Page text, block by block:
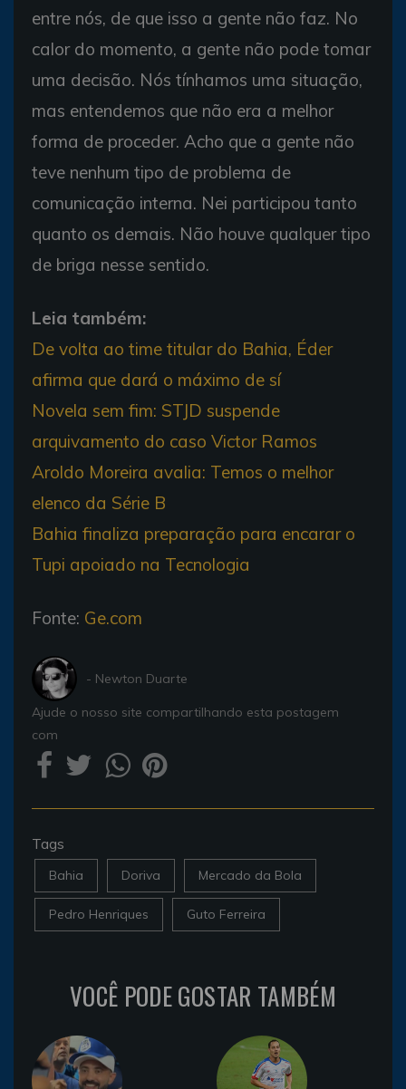
entre nós, de que isso a gente não faz. No
calor do momento, a gente não pode tomar
uma decisão. Nós tínhamos uma situação,
mas entendemos que não era a melhor
forma de proceder. Acho que a gente não
teve nenhum tipo de problema de
comunicação interna. Nei participou tanto
quanto os demais. Não houve qualquer tipo
de briga nesse sentido.
Leia também:
De volta ao time titular do Bahia, Éder
afirma que dará o máximo de sí
Novela sem fim: STJD suspende
arquivamento do caso Victor Ramos
Aroldo Moreira avalia: Temos o melhor
elenco da Série B
Bahia finaliza preparação para encarar o
Tupi apoiado na Tecnologia
Fonte: Ge.com
- Newton Duarte
Ajude o nosso site compartilhando esta postagem
com
Tags
Bahia Doriva Mercado da Bola
Pedro Henriques Guto Ferreira
VOCÊ PODE GOSTAR TAMBÉM